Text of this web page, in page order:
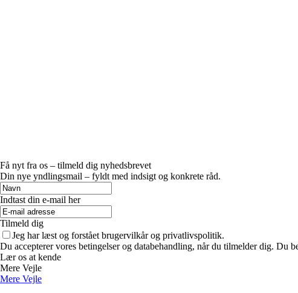
Få nyt fra os – tilmeld dig nyhedsbrevet
Din nye yndlingsmail – fyldt med indsigt og konkrete råd.
Indtast din e-mail her
Tilmeld dig
Jeg har læst og forstået brugervilkår og privatlivspolitik.
Du accepterer vores betingelser og databehandling, når du tilmelder dig. Du
Lær os at kende
Mere Vejle
Mere Vejle